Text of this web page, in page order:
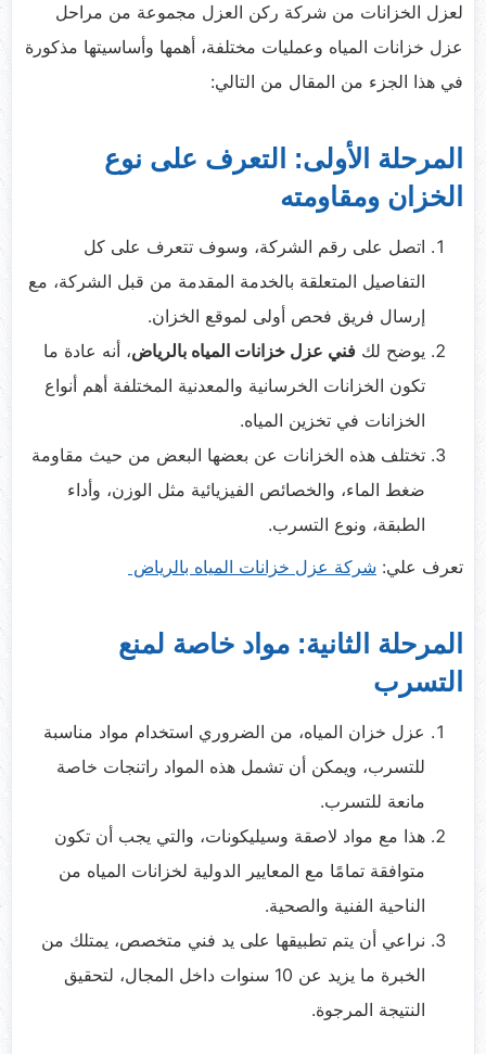
لعزل الخزانات من شركة ركن العزل مجموعة من مراحل
عزل خزانات المياه وعمليات مختلفة، أهمها وأساسيتها مذكورة
في هذا الجزء من المقال من التالي:
المرحلة الأولى: التعرف على نوع
الخزان ومقاومته
اتصل على رقم الشركة، وسوف تتعرف على كل
التفاصيل المتعلقة بالخدمة المقدمة من قبل الشركة، مع
إرسال فريق فحص أولى لموقع الخزان.
يوضح لك فني عزل خزانات المياه بالرياض، أنه عادة ما
تكون الخزانات الخرسانية والمعدنية المختلفة أهم أنواع
الخزانات في تخزين المياه.
تختلف هذه الخزانات عن بعضها البعض من حيث مقاومة
ضغط الماء، والخصائص الفيزيائية مثل الوزن، وأداء
الطبقة، ونوع التسرب.
تعرف علي: شركة عزل خزانات المياه بالرياض
المرحلة الثانية: مواد خاصة لمنع
التسرب
عزل خزان المياه، من الضروري استخدام مواد مناسبة
للتسرب، ويمكن أن تشمل هذه المواد راتنجات خاصة
مانعة للتسرب.
هذا مع مواد لاصقة وسيليكونات، والتي يجب أن تكون
متوافقة تمامًا مع المعايير الدولية لخزانات المياه من
الناحية الفنية والصحية.
نراعي أن يتم تطبيقها على يد فني متخصص، يمتلك من
الخبرة ما يزيد عن 10 سنوات داخل المجال، لتحقيق
النتيجة المرجوة.